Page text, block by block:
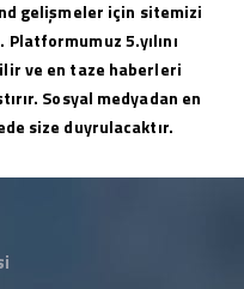
gelişmeler için sitemizi
5.yılını
ve en taze haberleri
Sosyal medyadan en
size duyrulacaktır.